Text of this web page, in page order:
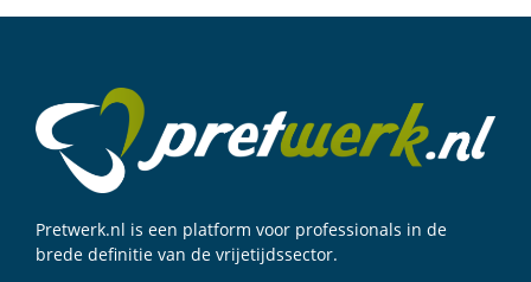
Pretwerk.nl is een platform voor professionals in de
brede definitie van de vrijetijdssector.